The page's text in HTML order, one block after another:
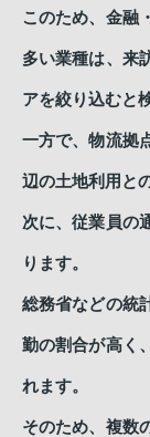
このため、金融
多い業種は、来
アを絞り込むと
一方で、物流拠
辺の土地利用と
次に、従業員の
ります。
総務省などの統
勤の割合が高く
れます。
そのため、複数